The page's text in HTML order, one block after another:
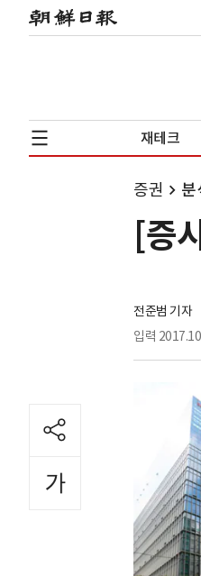
재테크
증권 분
[증
전준범 기자
입력